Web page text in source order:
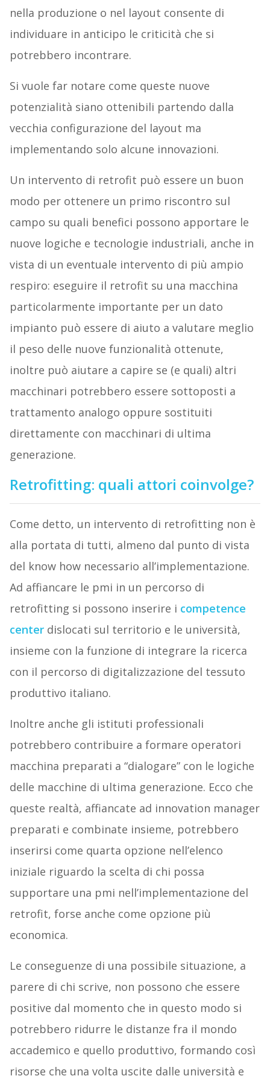
nella produzione o nel layout consente di
individuare in anticipo le criticità che si
potrebbero incontrare.
Si vuole far notare come queste nuove
potenzialità siano ottenibili partendo dalla
vecchia configurazione del layout ma
implementando solo alcune innovazioni.
Un intervento di retrofit può essere un buon
modo per ottenere un primo riscontro sul
campo su quali benefici possono apportare le
nuove logiche e tecnologie industriali, anche in
vista di un eventuale intervento di più ampio
respiro: eseguire il retrofit su una macchina
particolarmente importante per un dato
impianto può essere di aiuto a valutare meglio
il peso delle nuove funzionalità ottenute,
inoltre può aiutare a capire se (e quali) altri
macchinari potrebbero essere sottoposti a
trattamento analogo oppure sostituiti
direttamente con macchinari di ultima
generazione.
Retrofitting: quali attori coinvolge?
Come detto, un intervento di retrofitting non è
alla portata di tutti, almeno dal punto di vista
del know how necessario all’implementazione.
Ad affiancare le pmi in un percorso di
retrofitting si possono inserire i competence
centerdislocati sul territorio e le università,
insieme con la funzione di integrare la ricerca
con il percorso di digitalizzazione del tessuto
produttivo italiano.
Inoltre anche gli istituti professionali
potrebbero contribuire a formare operatori
macchina preparati a “dialogare” con le logiche
delle macchine di ultima generazione. Ecco che
queste realtà, affiancate ad innovation manager
preparati e combinate insieme, potrebbero
inserirsi come quarta opzione nell’elenco
iniziale riguardo la scelta di chi possa
supportare una pmi nell’implementazione del
retrofit, forse anche come opzione più
economica.
Le conseguenze di una possibile situazione, a
parere di chi scrive, non possono che essere
positive dal momento che in questo modo si
potrebbero ridurre le distanze fra il mondo
accademico e quello produttivo, formando così
risorse che una volta uscite dalle università e